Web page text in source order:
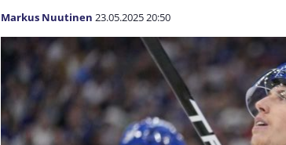
Markus Nuutinen 23.05.202520:50